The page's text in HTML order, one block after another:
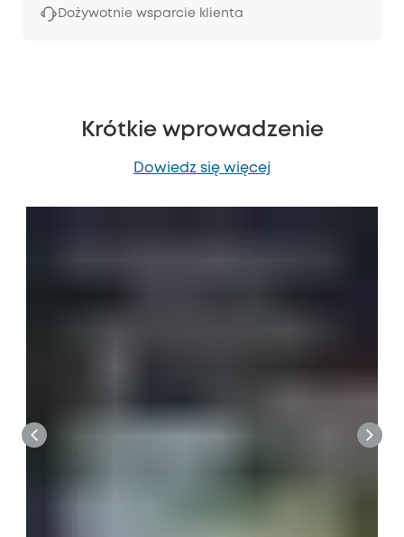
Dożywotnie wsparcie klienta
Krótkie wprowadzenie
Dowiedz się więcej